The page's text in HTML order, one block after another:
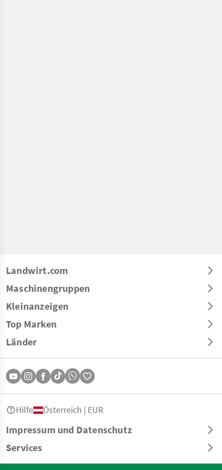
Landwirt.com
Maschinengruppen
Kleinanzeigen
Top Marken
Länder
Impressum und Datenschutz
Services
Hilfe Österreich | EUR